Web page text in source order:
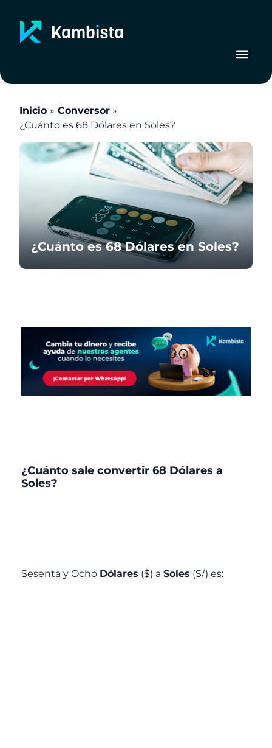
contenido
Inicio
Conversor
¿Cuánto es 68 Dólares en Soles?
¿Cuánto es 68 Dólares en Soles?
¿Cuánto sale convertir 68 Dólares a
Soles?
Sesenta y Ocho Dólares ($) a Soles (S/) es: